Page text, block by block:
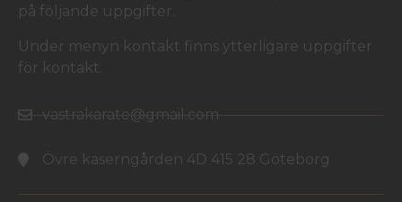
på följande uppgifter.
Under menyn kontakt finns ytterligare uppgifter
för kontakt.
vastrakarate@gmail.com
Övre kaserngården 4D 415 28 Göteborg